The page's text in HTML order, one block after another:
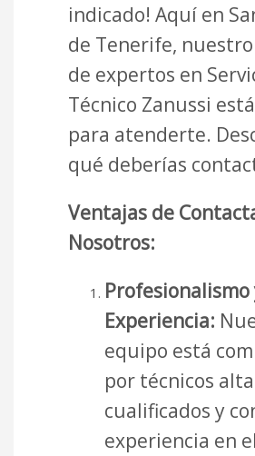
indicado! Aquí en
de Tenerife,
de expertos en
Técnico Zanussi
para atenderte.
qué deberías
Ventajas de
Nosotros:
Profesionalismo
Experiencia:
equipo está
por técnicos
cualificados y
experiencia en